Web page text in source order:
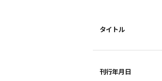
タイトル
刊行年月日